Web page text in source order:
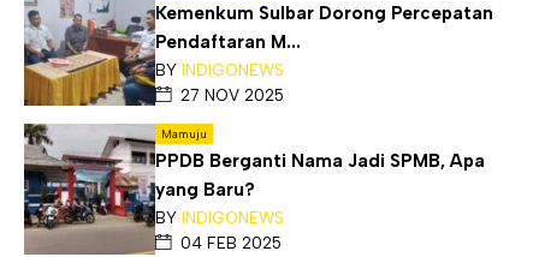
Kemenkum Sulbar Dorong Percepatan
Pendaftaran M...
BY INDIGONEWS
27 NOV 2025
Mamuju
PPDB Berganti Nama Jadi SPMB, Apa
yang Baru?
BY INDIGONEWS
04 FEB 2025